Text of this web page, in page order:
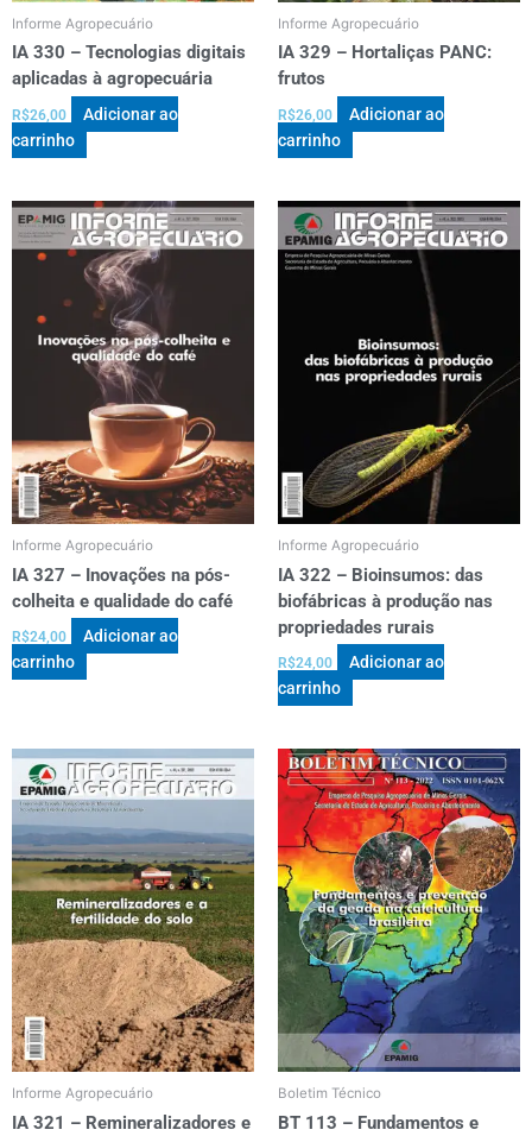
Informe Agropecuário
IA 330 – Tecnologias digitais
aplicadas à agropecuária
R$26,00
Adicionar ao
carrinho
Informe Agropecuário
IA 329 – Hortaliças PANC:
frutos
R$26,00
Adicionar ao
carrinho
Informe Agropecuário
IA 327 – Inovações na pós-
colheita e qualidade do café
R$24,00
Adicionar ao
carrinho
Informe Agropecuário
IA 322 – Bioinsumos: das
biofábricas à produção nas
propriedades rurais
R$24,00
Adicionar ao
carrinho
Informe Agropecuário
IA 321 – Remineralizadores e
Boletim Técnico
BT 113 – Fundamentos e